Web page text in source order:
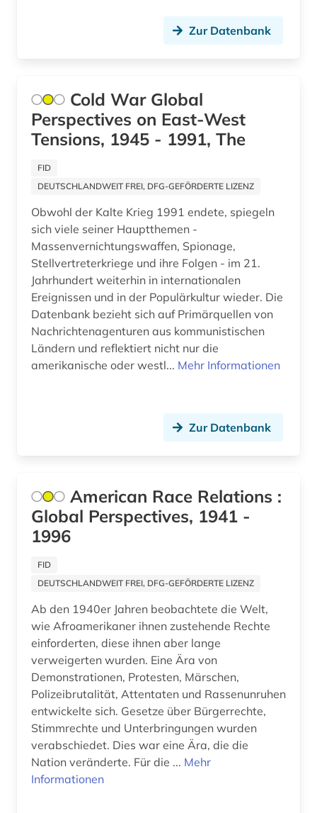
josephinische landesaufnahme (1)
justiz (1)
kalter krieg (1)
kanada (9)
karibik (2)
karibik und latino studies (1)
karte (1)
kartierung (1)
kennedy, john f. | politiker; staatspräsident (1)
kentucky (1)
kirchenarchiv (1)
kirk (1)
klarinette (1)
klarinettenquintett (1)
klimatechnik (2)
kolonialismus (6)
kommunikation (1)
Zur Datenbank
Cold War Global
Perspectives on East-West
Tensions, 1945 - 1991, The
FID
DEUTSCHLANDWEIT FREI, DFG-GEFÖRDERTE LIZENZ
Obwohl der Kalte Krieg 1991 endete, spiegeln
sich viele seiner Hauptthemen -
Massenvernichtungswaffen, Spionage,
Stellvertreterkriege und ihre Folgen - im 21.
Jahrhundert weiterhin in internationalen
Ereignissen und in der Populärkultur wieder. Die
Datenbank bezieht sich auf Primärquellen von
Nachrichtenagenturen aus kommunistischen
Ländern und reflektiert nicht nur die
amerikanische oder westl... Mehr Informationen
Zur Datenbank
American Race Relations :
Global Perspectives, 1941 -
1996
FID
DEUTSCHLANDWEIT FREI, DFG-GEFÖRDERTE LIZENZ
Ab den 1940er Jahren beobachtete die Welt,
wie Afroamerikaner ihnen zustehende Rechte
einforderten, diese ihnen aber lange
verweigerten wurden. Eine Ära von
Demonstrationen, Protesten, Märschen,
Polizeibrutalität, Attentaten und Rassenunruhen
entwickelte sich. Gesetze über Bürgerrechte,
Stimmrechte und Unterbringungen wurden
verabschiedet. Dies war eine Ära, die die
Nation veränderte. Für die ... Mehr
Informationen